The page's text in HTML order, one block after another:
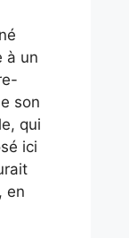
à un
son
qui
ici
en